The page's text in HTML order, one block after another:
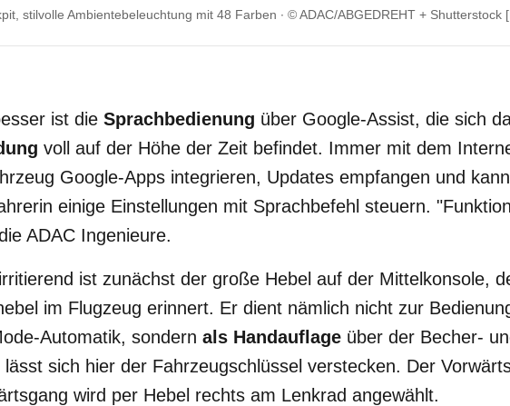
stilvolle Ambientebeleuchtung mit 48 Farben © ADAC/ABGEDREHT + Shutterstock
ist die Sprachbedienung über Google-Assist, die sich
voll auf der Höhe der Zeit befindet. Immer mit dem
Google-Apps integrieren, Updates empfangen und
einige Einstellungen mit Sprachbefehl steuern.
ADAC Ingenieure.
ist zunächst der große Hebel auf der Mittelkonsole,
im Flugzeug erinnert. Er dient nämlich nicht zur
Automatik, sondern als Handauflage über der Becher-
lässt sich hier der Fahrzeugschlüssel verstecken. Der
wird per Hebel rechts am Lenkrad angewählt.